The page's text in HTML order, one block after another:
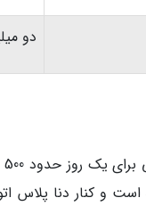
دو میلیون و
است و کنار دنا